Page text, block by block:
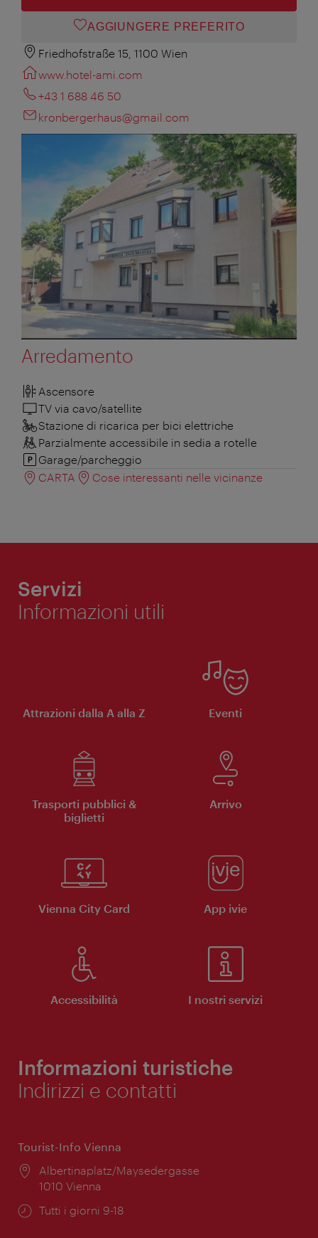
AGGIUNGERE PREFERITO
Friedhofstraße 15, 1100 Wien
www.hotel-ami.com
+43 1 688 46 50
kronbergerhaus@gmail.com
Arredamento
Ascensore
TV via cavo/satellite
Stazione di ricarica per bici elettriche
Parzialmente accessibile in sedia a rotelle
Garage/parcheggio
CARTA
Cose interessanti nelle vicinanze
Servizi
Informazioni utili
Attrazioni dalla A alla Z Eventi
Trasporti pubblici &
biglietti
Arrivo
Vienna City Card App ivie
Accessibilità I nostri servizi
Informazioni turistiche
Indirizzi e contatti
Tourist-Info Vienna
Posizione:
Albertinaplatz/Maysedergasse
1010 Vienna
Orari
Tutti i giorni 9-18